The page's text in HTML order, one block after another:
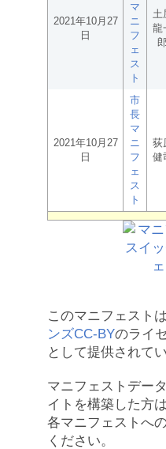
2021年10月27
日
マ
ニ
フ
ェ
ス
ト
土
龍
郎
2021年10月27
日
市
長
マ
ニ
フ
ェ
ス
ト
荻
健
このマニフェストは
ンズCC-BYのライ
として提供されてい
マニフェストデー
イトを構築した方は
各マニフェストへ
ください。